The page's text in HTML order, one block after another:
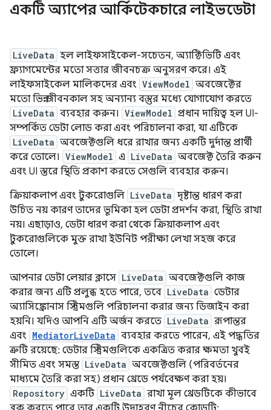
একটি অ্যাপের আর্কিটেকচারে লাইভডেটা
LiveData হল লাইফসাইকেল-সচেতন, অ্যাক্টিভিটি এবং
ফ্র্যাগমেন্টের মতো সত্তার জীবনচক্র অনুসরণ করে। এই
লাইফসাইকেল মালিকদের এবং ViewModel অবজেক্টের
মতো ভিন্ন জীবনকাল সহ অন্যান্য বস্তুর মধ্যে যোগাযোগ করতে
LiveData ব্যবহার করুন। ViewModel প্রধান দায়িত্ব হল UI-
সম্পর্কিত ডেটা লোড করা এবং পরিচালনা করা, যা এটিকে
LiveData অবজেক্টগুলি ধরে রাখার জন্য একটি দুর্দান্ত প্রার্থী
করে তোলে। ViewModel এ LiveData অবজেক্ট তৈরি করুন
এবং UI স্তরে স্থিতি প্রকাশ করতে সেগুলি ব্যবহার করুন।
ক্রিয়াকলাপ এবং টুকরোগুলি LiveData দৃষ্টান্ত ধারণ করা
উচিত নয় কারণ তাদের ভূমিকা হল ডেটা প্রদর্শন করা, স্থিতি রাখা
নয়। এছাড়াও, ডেটা ধারণ করা থেকে ক্রিয়াকলাপ এবং
টুকরোগুলিকে মুক্ত রাখা ইউনিট পরীক্ষা লেখা সহজ করে
তোলে।
আপনার ডেটা লেয়ার ক্লাসে LiveData অবজেক্টগুলি কাজ
করার জন্য এটি প্রলুব্ধ হতে পারে, তবে LiveData ডেটার
অ্যাসিঙ্ক্রোনাস স্ট্রিমগুলি পরিচালনা করার জন্য ডিজাইন করা
হয়নি। যদিও আপনি এটি অর্জন করতে LiveData রূপান্তর
এবং MediatorLiveData ব্যবহার করতে পারেন, এই পদ্ধতির
ত্রুটি রয়েছে: ডেটার স্ট্রিমগুলিকে একত্রিত করার ক্ষমতা খুবই
সীমিত এবং সমস্ত LiveData অবজেক্টগুলি (পরিবর্তনের
মাধ্যমে তৈরি করা সহ) প্রধান থ্রেডে পর্যবেক্ষণ করা হয়।
Repository একটি LiveData রাখা মূল থ্রেডটিকে কীভাবে